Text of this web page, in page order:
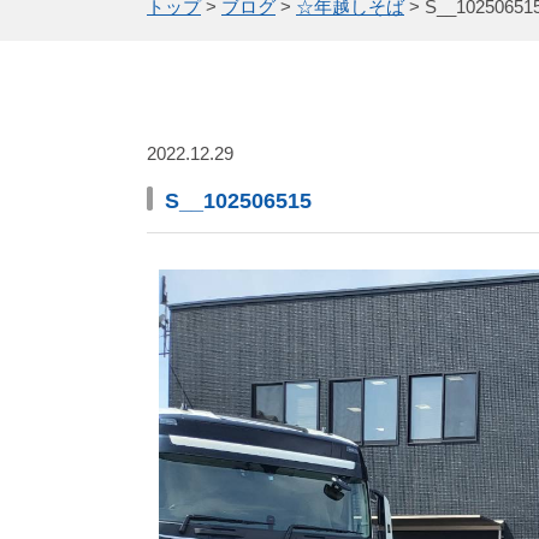
トップ> ブログ > ☆年越しそば>
2022.12.29
S__102506515